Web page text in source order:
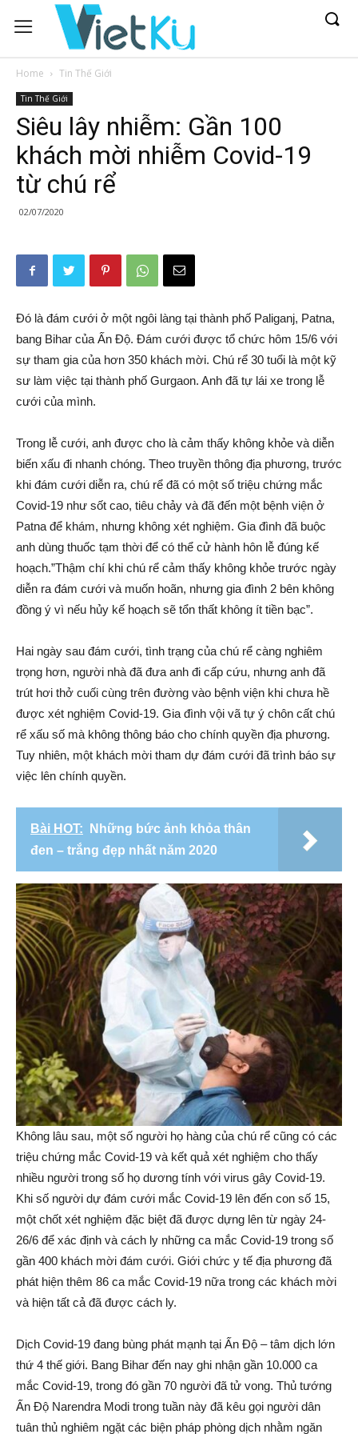
Home Tin Thế Giới
Tin Thế Giới
Siêu lây nhiễm: Gần 100
khách mời nhiễm Covid-19
từ chú rể
02/07/2020
Đó là đám cưới ở một ngôi làng tại thành phố Paliganj, Patna,
bang Bihar của Ấn Độ. Đám cưới được tổ chức hôm 15/6 với
sự tham gia của hơn 350 khách mời. Chú rể 30 tuổi là một kỹ
sư làm việc tại thành phố Gurgaon. Anh đã tự lái xe trong lễ
cưới của mình.
Trong lễ cưới, anh được cho là cảm thấy không khỏe và diễn
biến xấu đi nhanh chóng. Theo truyền thông địa phương, trước
khi đám cưới diễn ra, chú rể đã có một số triệu chứng mắc
Covid-19 như sốt cao, tiêu chảy và đã đến một bệnh viện ở
Patna để khám, nhưng không xét nghiệm. Gia đình đã buộc
anh dùng thuốc tạm thời để có thể cử hành hôn lễ đúng kế
hoạch.”Thậm chí khi chú rể cảm thấy không khỏe trước ngày
diễn ra đám cưới và muốn hoãn, nhưng gia đình 2 bên không
đồng ý vì nếu hủy kế hoạch sẽ tổn thất không ít tiền bạc”.
Hai ngày sau đám cưới, tình trạng của chú rể càng nghiêm
trọng hơn, người nhà đã đưa anh đi cấp cứu, nhưng anh đã
trút hơi thở cuối cùng trên đường vào bệnh viện khi chưa hề
được xét nghiệm Covid-19. Gia đình vội vã tự ý chôn cất chú
rể xấu số mà không thông báo cho chính quyền địa phương.
Tuy nhiên, một khách mời tham dự đám cưới đã trình báo sự
việc lên chính quyền.
Bài HOT:
Những bức ảnh khỏa thân
đen – trắng đẹp nhất năm 2020
Không lâu sau, một số người họ hàng của chú rể cũng có các
triệu chứng mắc Covid-19 và kết quả xét nghiệm cho thấy
nhiều người trong số họ dương tính với virus gây Covid-19.
Khi số người dự đám cưới mắc Covid-19 lên đến con số 15,
một chốt xét nghiệm đặc biệt đã được dựng lên từ ngày 24-
26/6 để xác định và cách ly những ca mắc Covid-19 trong số
gần 400 khách mời đám cưới. Giới chức y tế địa phương đã
phát hiện thêm 86 ca mắc Covid-19 nữa trong các khách mời
và hiện tất cả đã được cách ly.
Dịch Covid-19 đang bùng phát mạnh tại Ấn Độ – tâm dịch lớn
thứ 4 thế giới. Bang Bihar đến nay ghi nhận gần 10.000 ca
mắc Covid-19, trong đó gần 70 người đã tử vong. Thủ tướng
Ấn Độ Narendra Modi trong tuần này đã kêu gọi người dân
tuân thủ nghiêm ngặt các biện pháp phòng dịch nhằm ngăn